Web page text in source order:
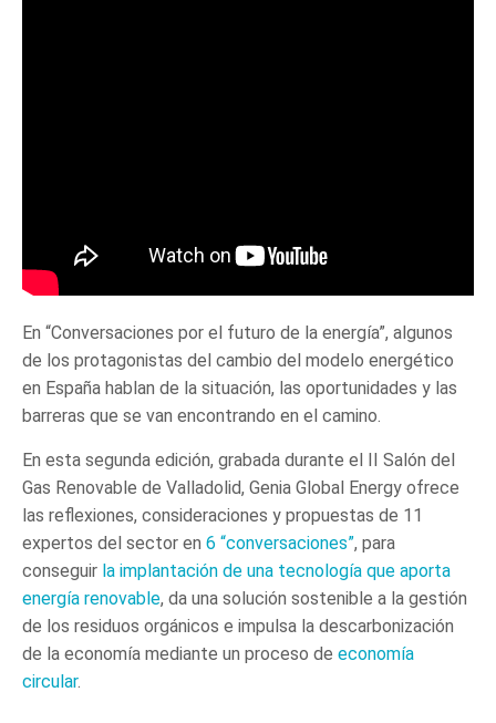
En “Conversaciones por el futuro de la energía”, algunos
de los protagonistas del cambio del modelo energético
en España hablan de la situación, las oportunidades y las
barreras que se van encontrando en el camino.
En esta segunda edición, grabada durante el II Salón del
Gas Renovable de Valladolid, Genia Global Energy ofrece
las reflexiones, consideraciones y propuestas de 11
expertos del sector en 6 “conversaciones”, para
conseguir la implantación de una tecnología que aporta
energía renovable, da una solución sostenible a la gestión
de los residuos orgánicos e impulsa la descarbonización
de la economía mediante un proceso de economía
circular.